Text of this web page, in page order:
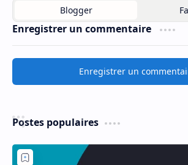
Enregistrer un commentaire
Enregistrer un
Postes populaires